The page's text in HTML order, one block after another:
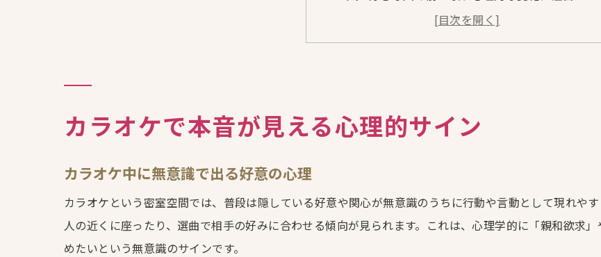
カラオケの態度から読み取る本音のサイン
急に歌い出す心理と恋愛の関係性とは
カラオケでラブソングを選ぶ心理的意味
カラオケでラブソングを歌う人の性格傾向
男性のカラオケ選曲に現れる恋愛サイン
カラオケで本音が見える心理的サイン
カラオケ中に無意識で出る好意の心理
カラオケという密室空間では、普段は隠している好意や関心が無意識のうちに行動や言動として現れや
人の近くに座ったり、選曲で相手の好みに合わせる傾向が見られます。これは、心理学的に「親和欲求
めたいという無意識のサインです。